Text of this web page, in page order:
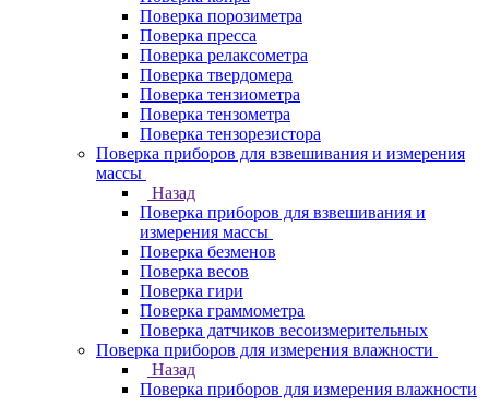
Поверка порозиметра
Поверка пресса
Поверка релаксометра
Поверка твердомера
Поверка тензиометра
Поверка тензометра
Поверка тензорезистора
Поверка приборов для взвешивания и измерения
массы
Назад
Поверка приборов для взвешивания и
измерения массы
Поверка безменов
Поверка весов
Поверка гири
Поверка граммометра
Поверка датчиков весоизмерительных
Поверка приборов для измерения влажности
Назад
Поверка приборов для измерения влажности